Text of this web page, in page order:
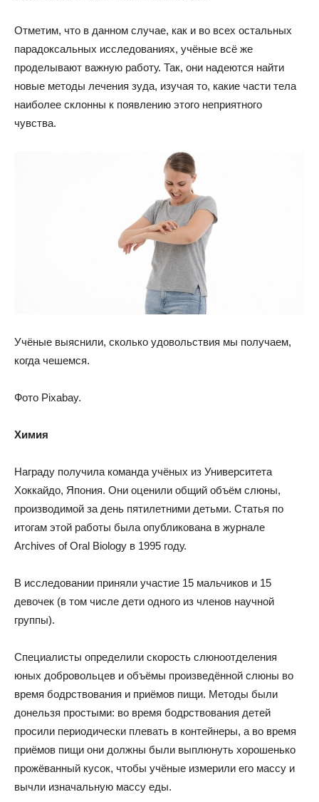
Отметим, что в данном случае, как и во всех остальных
парадоксальных исследованиях, учёные всё же
проделывают важную работу. Так, они надеются найти
новые методы лечения зуда, изучая то, какие части тела
наиболее склонны к появлению этого неприятного
чувства.
Учёные выяснили, сколько удовольствия мы получаем,
когда чешемся.
Фото Pixabay.
Химия
Награду получила команда учёных из Университета
Хоккайдо, Япония. Они оценили общий объём слюны,
производимой за день пятилетними детьми. Статья по
итогам этой работы была опубликована в журнале
Archives of Oral Biology в 1995 году.
В исследовании приняли участие 15 мальчиков и 15
девочек (в том числе дети одного из членов научной
группы).
Специалисты определили скорость слюноотделения
юных добровольцев и объёмы произведённой слюны во
время бодрствования и приёмов пищи. Методы были
донельзя простыми: во время бодрствования детей
просили периодически плевать в контейнеры, а во время
приёмов пищи они должны были выплюнуть хорошенько
прожёванный кусок, чтобы учёные измерили его массу и
вычли изначальную массу еды.